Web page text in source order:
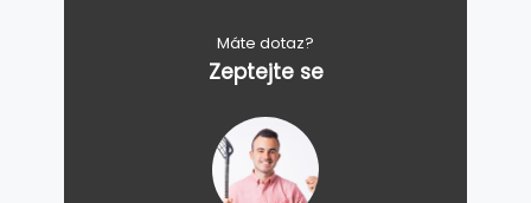
Máte dotaz?
Zeptejte se